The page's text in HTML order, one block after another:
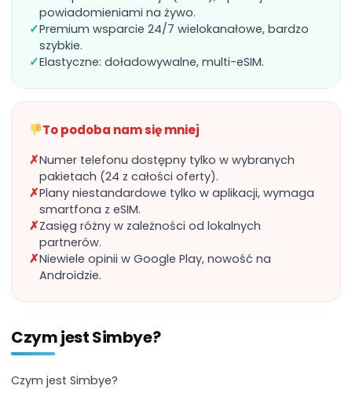
powiadomieniami na żywo.
✓Premium wsparcie 24/7 wielokanałowe, bardzo
szybkie.
✓Elastyczne: doładowywalne, multi-eSIM.
To podoba nam się mniej
✗Numer telefonu dostępny tylko w wybranych
pakietach (24 z całości oferty).
✗Plany niestandardowe tylko w aplikacji, wymaga
smartfona z eSIM.
✗Zasięg różny w zależności od lokalnych
partnerów.
✗Niewiele opinii w Google Play, nowość na
Androidzie.
Czym jest Simbye?
Czym jest Simbye?